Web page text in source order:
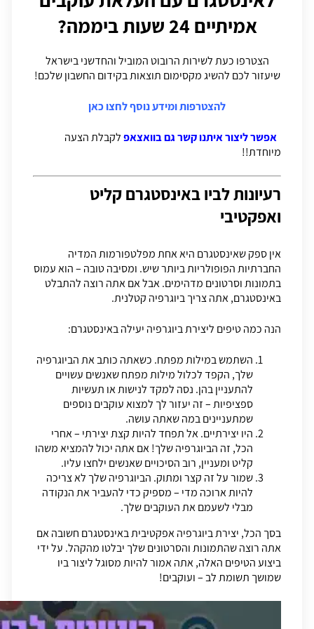
אמיתיים 24 שעות ביממה?
הצטרפו כעת לשירות הרובוט המוביל והחדשני בישראל
שיעזור לכם להשיג מקסימום תוצאות בקידום החשבון שלכם!
להצטרפות ומידע נוסף לחצו כאן
אפשר ליצור איתנו קשר גם בוואצאפלקבלת הצעה
מיוחדת!!
רעיונות לביו באינסטגרם קליט
ואפקטיבי
אין ספק שאינסטגרם היא אחת מפלטפורמות המדיה
החברתיות הפופולריות ביותר שיש. ומסיבה טובה – הוא עמוס
בתמונות וסרטונים מדהימים. אבל אם אתה רוצה להתבלט
באינסטגרם, אתה צריך ביוגרפיה קטלנית.
הנה כמה טיפים ליצירת ביוגרפיה יעילה באינסטגרם:
השתמש במילות מפתח. כשאתה כותב את הביוגרפיה
שלך, הקפד לכלול מילות מפתח שאנשים עשויים
להתעניין בהן. נסה למקד לנישות או תעשיות
ספציפיות – זה יעזור לך למצוא עוקבים נוספים
שמתעניינים במה שאתה עושה.
היו יצירתיים. אל תפחד להיות קצת יצירתי – אחרי
הכל, זה הביוגרפיה שלך! אם אתה יכול להמציא משהו
קליט ומעניין, רוב הסיכויים שאנשים ילחצו עליו.
שמור על זה קצר ומתוק. הביוגרפיה שלך לא צריכה
להיות ארוכה מדי – מספיק כדי להעביר את הנקודה
מבלי לשעמם את העוקבים שלך.
בסך הכל, יצירת ביוגרפיה אפקטיבית באינסטגרם חשובה אם
אתה רוצה שהתמונות והסרטונים שלך יבלטו מהקהל. על ידי
ביצוע הטיפים האלה, אתה אמור להיות מסוגל ליצור ביו
שמושך תשומת לב – ועוקבים!